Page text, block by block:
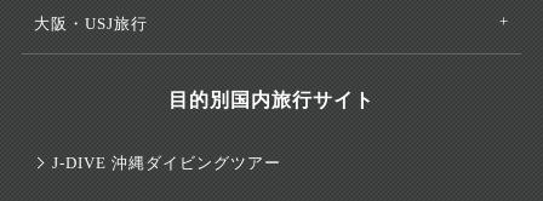
大阪・USJ旅行
目的別国内旅行サイト
J-DIVE 沖縄ダイビングツアー